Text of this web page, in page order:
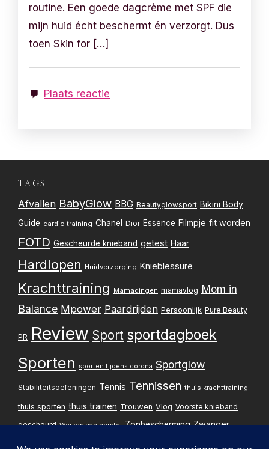
routine. Een goede dagcrème met SPF die
mijn huid écht beschermt én verzorgt. Dus
toen Skin for […]
Plaats reactie
TAGS
Afvallen BabyGlow BBG Beautyglowsport Bikini Body
Guide cardio training Chanel Dior Essence Filmpje fit worden
FOTD Gescheurde knieband getest Haar
Hardlopen Huidverzorging Knieblessure
Krachttraining Mamadingen mamavlog Mom in
Balance Mpower Paardrijden Persoonlijk Pure Beauty
PR Review Sport sportdagboek
Sporten sporten tijdens corona Sportglow
Stabiliteitsoefeningen Tennis Tennissen thuis krachttraining
thuis sporten thuis trainen Trouwen Vlog Voorste knieband
gescheurd Werken aan herstel Zonbescherming Zwanger